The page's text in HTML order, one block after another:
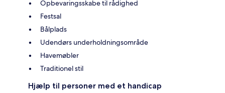
Opbevaringsskabe til rådighed
Festsal
Bålplads
Udendørs underholdningsområde
Havemøbler
Traditionel stil
Hjælp til personer med et handicap